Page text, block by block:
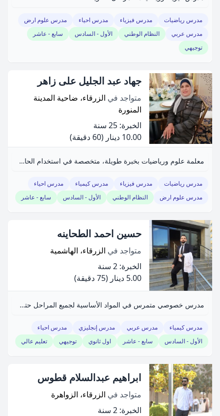
مدرس رياضيات مدرس فيزياء مدرس احياء
مدرس علوم ارض
مدرس عربي
النظام الوطني الأول - السادس
سابع - عاشر
توجيهي
جهاد عبد الجليل على زاهر
متواجد في الزرقاء، ضاحية المدينة
المنورة
الخبرة: 25 سنة
10.00 دينار
(60 دقيقة)
معلمة علوم ورياضيات بخبرة طويلة، متخصصة في استخدام الحاسوب.
مدرس رياضيات مدرس فيزياء مدرس كيمياء
مدرس احياء
مدرس علوم ارض
النظام الوطني الأول - السادس سابع - عاشر
حسين احمد الطحاينه
متواجد في الزرقاء، الهاشمية
الخبرة: 2 سنة
5.00 دينار
(75 دقيقة)
مدرس خصوصي متمرس في المواد الأساسية لجميع المراحل حتى الجامعة.
مدرس كيمياء مدرس عربي مدرس إنجليزي
مدرس احياء
الأول - السادس
سابع - عاشر اول ثانوي توجيهي تعليم عالي
ابراهيم عبدالسلام قطوس
متواجد في الزرقاء، الزواهرة
الخبرة: 2 سنة